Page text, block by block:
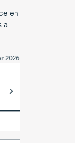
en
a
2026